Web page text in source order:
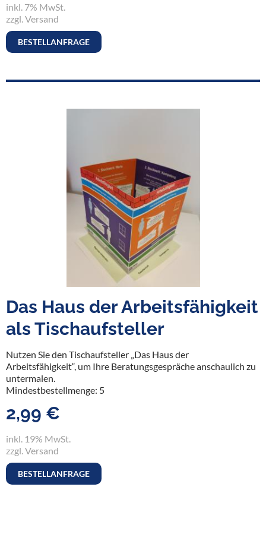
inkl. 7% MwSt.
zzgl. Versand
BESTELLANFRAGE
Das Haus der Arbeitsfähigkeit
als Tischaufsteller
Nutzen Sie den Tischaufsteller „Das Haus der
Arbeitsfähigkeit“, um Ihre Beratungsgespräche anschaulich zu
untermalen.
Mindestbestellmenge: 5
2,99 €
inkl. 19% MwSt.
zzgl. Versand
BESTELLANFRAGE